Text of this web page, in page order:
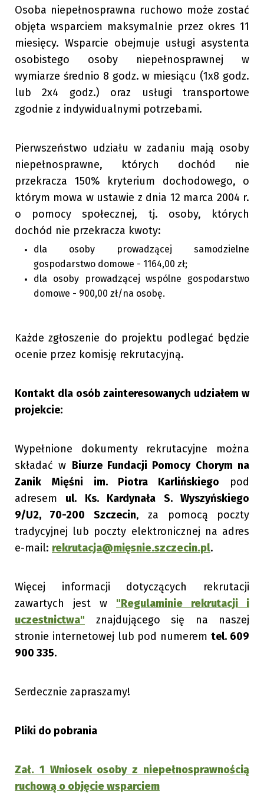
Osoba niepełnosprawna ruchowo może zostać
objęta wsparciem maksymalnie przez okres 11
miesięcy. Wsparcie obejmuje usługi asystenta
osobistego osoby niepełnosprawnej w
wymiarze średnio 8 godz. w miesiącu (1x8 godz.
lub 2x4 godz.) oraz usługi transportowe
zgodnie z indywidualnymi potrzebami.
Pierwszeństwo udziału w zadaniu mają osoby
niepełnosprawne, których dochód nie
przekracza 150% kryterium dochodowego, o
którym mowa w ustawie z dnia 12 marca 2004 r.
o pomocy społecznej, tj. osoby, których
dochód nie przekracza kwoty:
dla osoby prowadzącej samodzielne
gospodarstwo domowe - 1164,00 zł;
dla osoby prowadzącej wspólne gospodarstwo
domowe - 900,00 zł/na osobę.
Każde zgłoszenie do projektu podlegać będzie
ocenie przez komisję rekrutacyjną.
Kontakt dla osób zainteresowanych udziałem w
projekcie:
Wypełnione dokumenty rekrutacyjne można
składać w Biurze Fundacji Pomocy Chorym na
Zanik Mięśni
im. Piotra Karlińskiego pod
adresem ul. Ks. Kardynała S. Wyszyńskiego
9/U2, 70-200 Szczecin, za pomocą poczty
tradycyjnej lub poczty elektronicznej na adres
e-mail: rekrutacja@mięsnie.szczecin.pl.
Więcej informacji dotyczących rekrutacji
zawartych jest w "Regulaminie rekrutacji i
uczestnictwa" znajdującego się na naszej
stronie internetowej lub pod numeremtel. 609
900 335.
Serdecznie zapraszamy!
Pliki do pobrania
Zał. 1 Wniosek osoby z niepełnosprawnością
ruchową o objęcie wsparciem